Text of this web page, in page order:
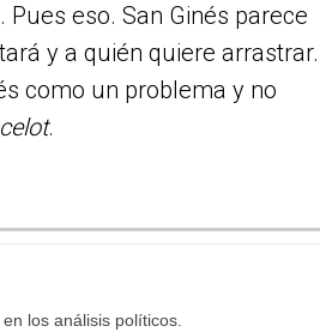
Pues eso. San Ginés parece
y a quién quiere arrastrar.
como un problema y no
.
los análisis políticos.